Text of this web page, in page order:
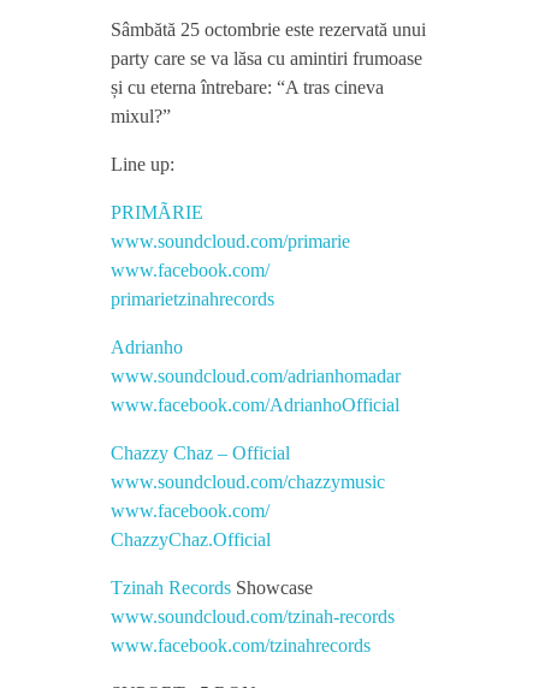
S
h
o
w
c
a
s
e
l
a
Sâmbătă 25 octombrie este rezervată unui
party care se va lăsa cu amintiri frumoase
și cu eterna întrebare: “A tras cineva
mixul?”
Line up:
PRIMÃRIE
www.soundcloud.com/primarie
www.facebook.com/
primarietzinahrecords
Adrianho
www.soundcloud.com/adrianhomadar
www.facebook.com/AdrianhoOfficial
Chazzy Chaz – Official
www.soundcloud.com/chazzymusic
www.facebook.com/
ChazzyChaz.Official
Tzinah RecordsShowcase
www.soundcloud.com/tzinah-records
www.facebook.com/tzinahrecords